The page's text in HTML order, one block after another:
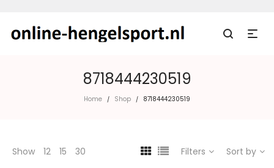
8718444230519
Home / Shop / 8718444230519
Show 12 15 30 Filters Sort by